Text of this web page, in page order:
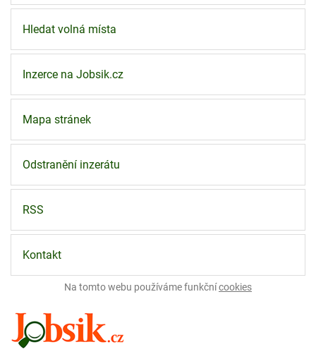
Hledat volná místa
Inzerce na Jobsik.cz
Mapa stránek
Odstranění inzerátu
RSS
Kontakt
Na tomto webu používáme funkčnícookies